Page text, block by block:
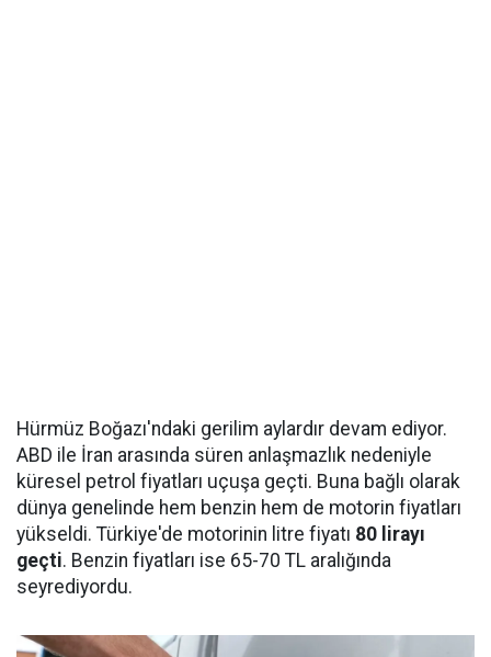
Hürmüz Boğazı'ndaki gerilim aylardır devam ediyor.
ABD ile İran arasında süren anlaşmazlık nedeniyle
küresel petrol fiyatları uçuşa geçti. Buna bağlı olarak
dünya genelinde hem benzin hem de motorin fiyatları
yükseldi. Türkiye'de motorinin litre fiyatı 80 lirayı
geçti. Benzin fiyatları ise 65-70 TL aralığında
seyrediyordu.